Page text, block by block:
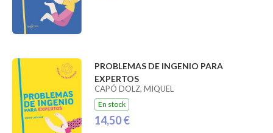
PROBLEMAS DE INGENIO PARA
EXPERTOS
CAPÓ DOLZ, MIQUEL
En stock
14,50 €